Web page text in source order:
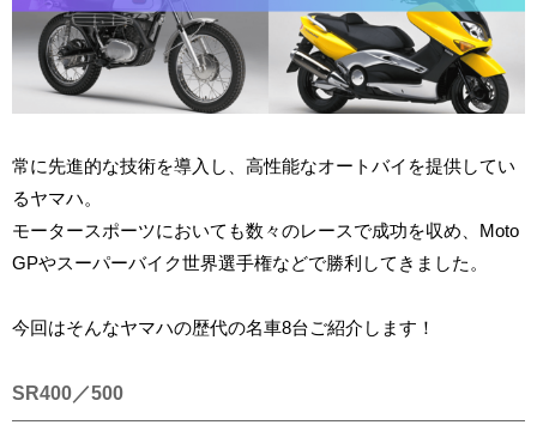
常に先進的な技術を導入し、高性能なオートバイを提供してい
るヤマハ。
モータースポーツにおいても数々のレースで成功を収め、Moto
GPやスーパーバイク世界選手権などで勝利してきました。
今回はそんなヤマハの歴代の名車8台ご紹介します！
SR400／500